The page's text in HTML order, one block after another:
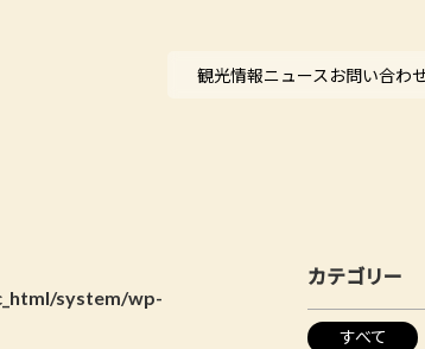
観光情報ニュース お問い合わ
system/wp-
カテゴリー
すべて